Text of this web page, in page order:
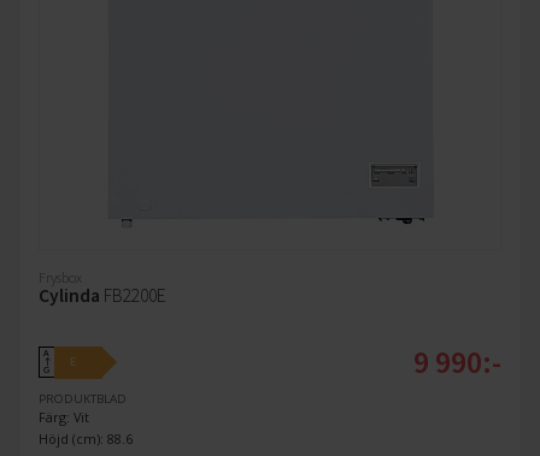
Frysbox
Cylinda FB2200E
A
↑
G
E
PRODUKTBLAD
Färg: Vit
Höjd (cm): 88.6
9 990:-